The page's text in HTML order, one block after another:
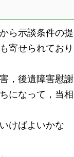
ら示談条件の提
寄せられており
，後遺障害慰謝
になって，当相
けばよいかな